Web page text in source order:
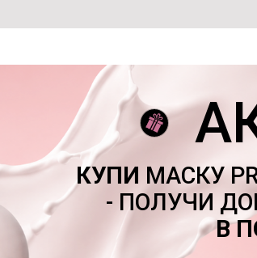
КУПИ МАСКУ
- ПОЛУЧИ
В